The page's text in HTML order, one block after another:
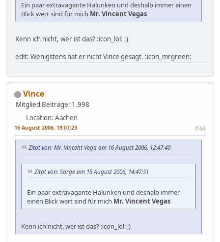
Ein paar extravagante Halunken und deshalb immer einen
Blick wert sind für mich Mr. Vincent Vegas
Kenn ich nicht, wer ist das? :icon_lol: ;)
edit: Wenigstens hat er nicht Vince gesagt. :icon_mrgreen:
Vince
Mitglied Beiträge: 1.998
Location: Aachen
16 August 2006, 19:07:23 #44
Zitat von: Mr. Vincent Vega am 16 August 2006, 12:47:40
Zitat von: Sarge am 15 August 2006, 14:47:51
Ein paar extravagante Halunken und deshalb immer
einen Blick wert sind für mich Mr. Vincent Vegas
Kenn ich nicht, wer ist das? :icon_lol: ;)